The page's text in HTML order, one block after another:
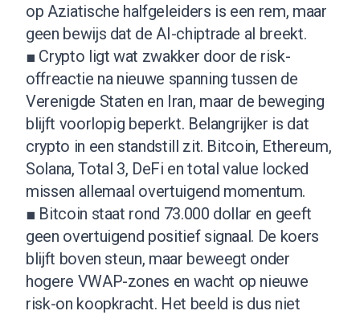
op Aziatische halfgeleiders is een rem, maar
geen bewijs dat de AI-chiptrade al breekt.
■ Crypto ligt wat zwakker door de risk-
offreactie na nieuwe spanning tussen de
Verenigde Staten en Iran, maar de beweging
blijft voorlopig beperkt. Belangrijker is dat
crypto in een standstill zit. Bitcoin, Ethereum,
Solana, Total 3, DeFi en total value locked
missen allemaal overtuigend momentum.
■ Bitcoin staat rond 73.000 dollar en geeft
geen overtuigend positief signaal. De koers
blijft boven steun, maar beweegt onder
hogere VWAP-zones en wacht op nieuwe
risk-on koopkracht. Het beeld is dus niet